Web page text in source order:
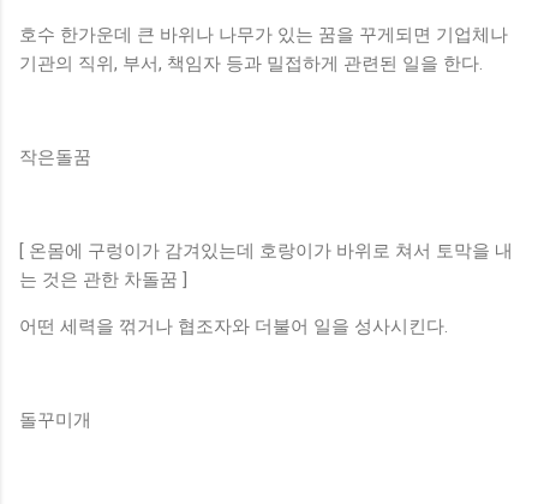
호수 한가운데 큰 바위나 나무가 있는 꿈을 꾸게되면 기업체나
기관의 직위, 부서, 책임자 등과 밀접하게 관련된 일을 한다.
작은돌꿈
[ 온몸에 구렁이가 감겨있는데 호랑이가 바위로 쳐서 토막을 내
는 것은 관한 차돌꿈 ]
어떤 세력을 꺾거나 협조자와 더불어 일을 성사시킨다.
돌꾸미개